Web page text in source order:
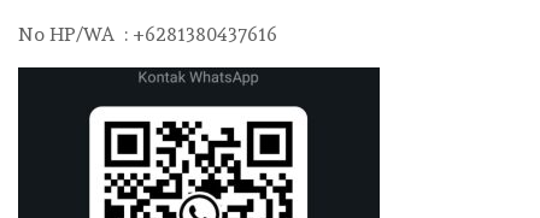
No HP/WA : +6281380437616